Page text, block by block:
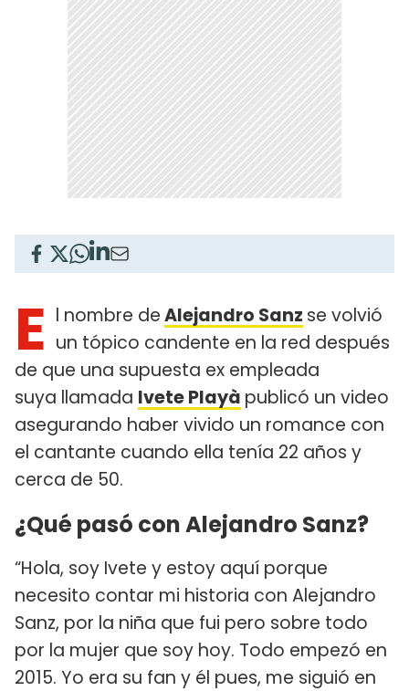
E l nombre deAlejandro Sanz se volvió
un tópico candente en la red después
de que una supuesta ex empleada
suya llamada Ivete Playà publicó un video
asegurando haber vivido un romance con
el cantante cuando ella tenía 22 años y
cerca de 50.
¿Qué pasó con Alejandro Sanz?
“Hola, soy Ivete y estoy aquí porque
necesito contar mi historia con Alejandro
Sanz, por la niña que fui pero sobre todo
por la mujer que soy hoy. Todo empezó en
2015. Yo era su fan y él pues, me siguió en